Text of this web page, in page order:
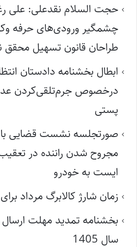
حجت السلام نقدعلی: علی
چشمگیر ورودی‌های حرفه
طراحان قانون تسهیل
ابطال بخشنامه دادستان
درخصوص جرم‌تلقی‌کردن
پستی
صورتجلسه نشست قضایی
مجروح شدن راننده در
ایست به خودرو
زمان شارژ کالابرگ مرداد
بخشنامه تمدید مهلت ارسال
سال 1405